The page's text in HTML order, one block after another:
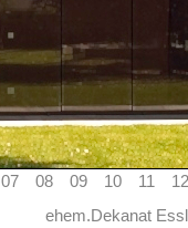
07 08 09 10 11
12
ehem.Dekanat